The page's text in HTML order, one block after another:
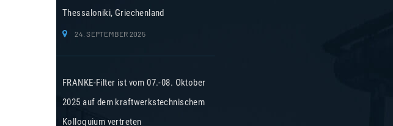
Thessaloniki, Griechenland
24. SEPTEMBER 2025
FRANKE-Filter ist vom 07.-08. Oktober
2025 auf dem kraftwerkstechnischem
Kolloquium vertreten